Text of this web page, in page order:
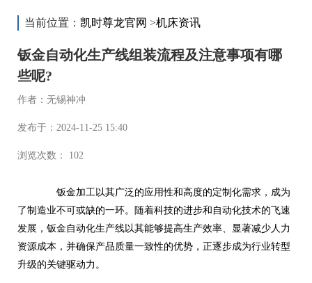
当前位置： 凯时尊龙官网 >机床资讯
钣金自动化生产线组装流程及注意事项有哪
些呢?
作者：无锡神冲
发布于：2024-11-25 15:40
浏览次数： 102
钣金加工以其广泛的应用性和高度的定制化需求，成为
了制造业不可或缺的一环。随着科技的进步和自动化技术的飞速
发展，钣金自动化生产线以其能够提高生产效率、显著减少人力
资源成本，并确保产品质量一致性的优势，正逐步成为行业转型
升级的关键驱动力。